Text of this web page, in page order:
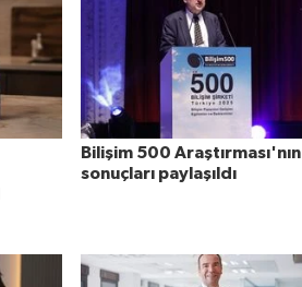
Bilişim 500 Araştırması'nın
sonuçları paylaşıldı